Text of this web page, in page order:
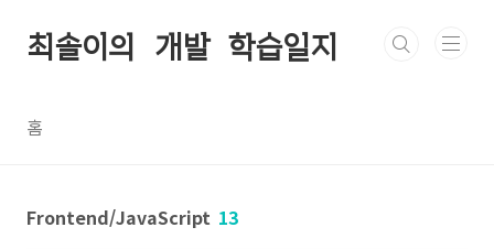
최솔이의 개발 학습일지
홈
Frontend/JavaScript 13